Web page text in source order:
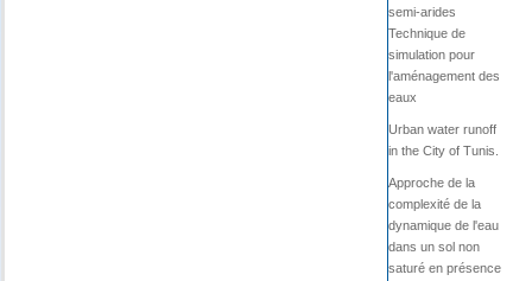
semi-arides
Technique de
simulation pour
l'aménagement des
eaux
Urban water runoff
in the City of Tunis.
Approche de la
complexité de la
dynamique de l'eau
dans un sol non
saturé en présence